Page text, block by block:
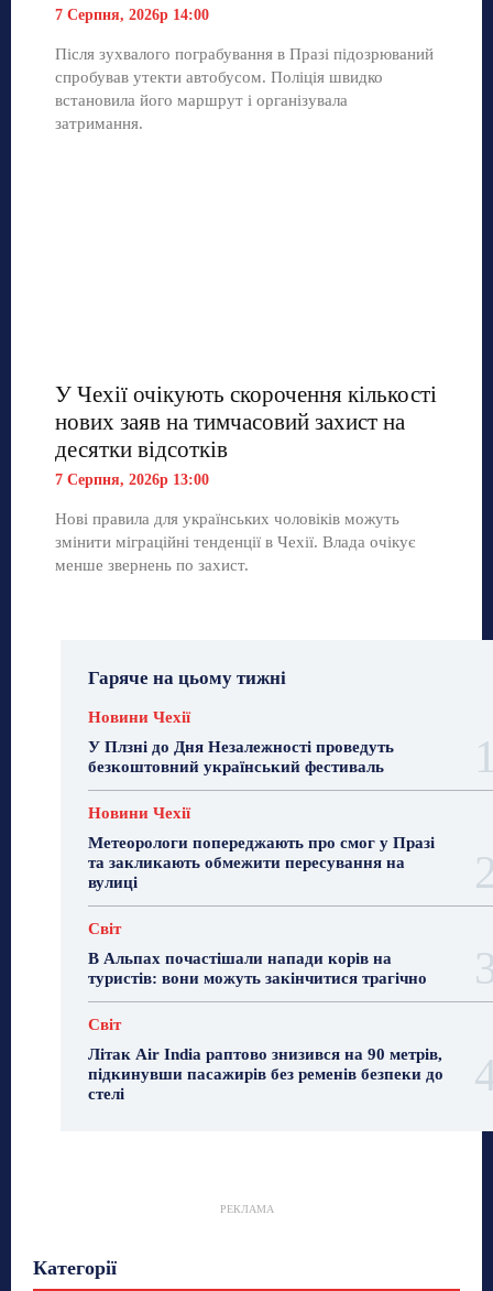
7 Серпня, 2026р 14:00
Після зухвалого пограбування в Празі підозрюваний
спробував утекти автобусом. Поліція швидко
встановила його маршрут і організувала
затримання.
У Чехії очікують скорочення кількості
нових заяв на тимчасовий захист на
десятки відсотків
7 Серпня, 2026р 13:00
Нові правила для українських чоловіків можуть
змінити міграційні тенденції в Чехії. Влада очікує
менше звернень по захист.
Гаряче на цьому тижні
Новини Чехії
У Плзні до Дня Незалежності проведуть
безкоштовний український фестиваль
Новини Чехії
Метеорологи попереджають про смог у Празі
та закликають обмежити пересування на
вулиці
Світ
В Альпах почастішали напади корів на
туристів: вони можуть закінчитися трагічно
Світ
Літак Air India раптово знизився на 90 метрів,
підкинувши пасажирів без ременів безпеки до
стелі
РЕКЛАМА
Категорії